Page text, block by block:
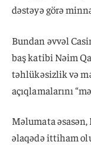
dəstəyə görə
Bundan əvvəl
baş katibi Nəim
təhlükəsizlik və
açıqlamalarını
Məlumata
əlaqədə ittiham